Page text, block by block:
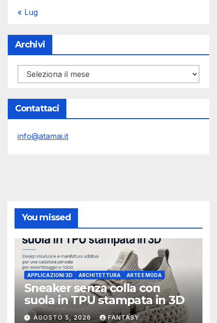
« Lug
Archivi
Archivi
Contattaci
info@atamai.it
You missed
APPLICAZIONI 3D ARCHITETTURA ARTE E MODA
Sneaker senza colla con
suola in TPU stampata in 3D
AGOSTO 5, 2026 FANTASY